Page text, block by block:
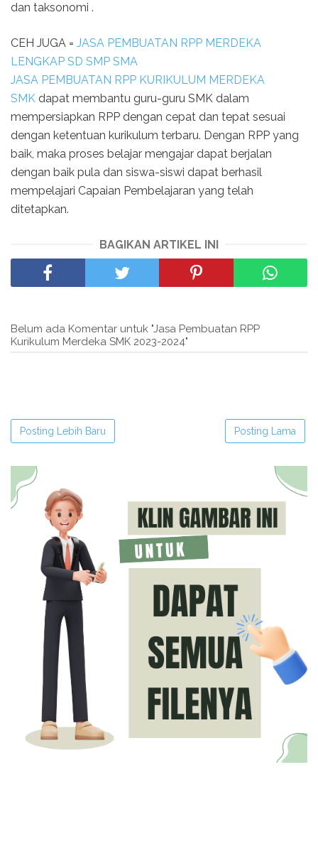
dan taksonomi .
CEH JUGA = JASA PEMBUATAN RPP MERDEKA
LENGKAP SD SMP SMA
JASA PEMBUATAN RPP KURIKULUM MERDEKA
SMK dapat membantu guru-guru SMK dalam
mempersiapkan RPP dengan cepat dan tepat sesuai
dengan ketentuan kurikulum terbaru. Dengan RPP yang
baik, maka proses belajar mengajar dapat berjalan
dengan baik pula dan siswa-siswi dapat berhasil
mempelajari Capaian Pembelajaran yang telah
ditetapkan.
BAGIKAN ARTIKEL INI
Belum ada Komentar untuk "Jasa Pembuatan RPP
Kurikulum Merdeka SMK 2023-2024"
Posting Lebih Baru Posting Lama